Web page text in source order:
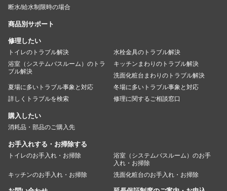
断水/給水制限時の場合
商品別サポート
修理したい
トイレのトラブル解決
水栓金具のトラブル解決
浴室（システムバスルーム）のトラ
ブル解決
キッチンまわりのトラブル解決
洗面化粧台まわりのトラブル解決
夏場に多いトラブル事象と対応
冬場に多いトラブル事象と対応
詳しくトラブルを検索
修理に関するご相談窓口
購入したい
消耗品・部品のご購入先
お手入れする・お掃除する
トイレのお手入れ・お掃除
浴室（システムバスルーム）のお手
入れ・お掃除
キッチンのお手入れ・お掃除
洗面化粧台のお手入れ・お掃除